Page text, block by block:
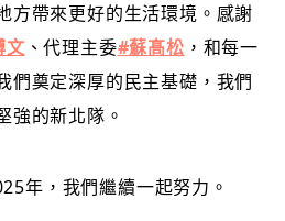
方帶來更好的生活環境。感謝
文 、代理主委#蘇髙松 ，和每一
們奠定深厚的民主基礎，我們
強的新北隊。
年，我們繼續一起努力。